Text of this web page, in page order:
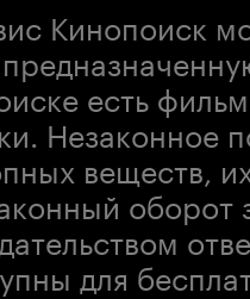
Кинопоиск
есть
Незаконное
веществ,
оборот
для